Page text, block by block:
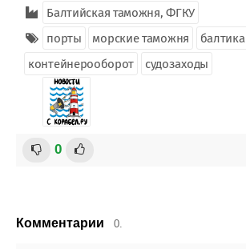
Балтийская таможня, ФГКУ
порты
морские таможня
балтика
контейнерооборот
судозаходы
0
Комментарии 0.